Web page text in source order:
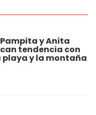
y Anita
tendencia con
playa y la montaña